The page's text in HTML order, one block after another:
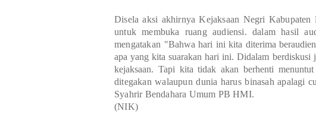
Disela aksi akhirnya Kejaksaan Negri
untuk membuka ruang audiensi. dalam hasil
mengatakan "Bahwa hari ini kita diterima
apa yang kita suarakan hari ini. Didalam berdiskusi
kejaksaan. Tapi kita tidak akan berhenti
ditegakan walaupun dunia harus binasah apalagi
Syahrir Bendahara Umum PB HMI.
(NIK)